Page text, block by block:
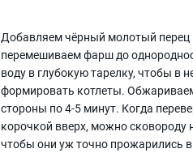
Добавляем чёрный молотый перец
перемешиваем фарш до
воду в глубокую тарелку, чтобы в
формировать котлеты.
стороны по 4-5 минут. Когда
корочкой вверх, можно
чтобы они уж точно прожарились